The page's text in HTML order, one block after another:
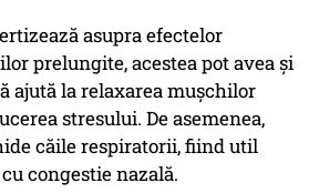
asupra efectelor
prelungite, acestea pot avea și
ajută la relaxarea mușchilor
stresului. De asemenea,
căile respiratorii, fiind util
congestie nazală.